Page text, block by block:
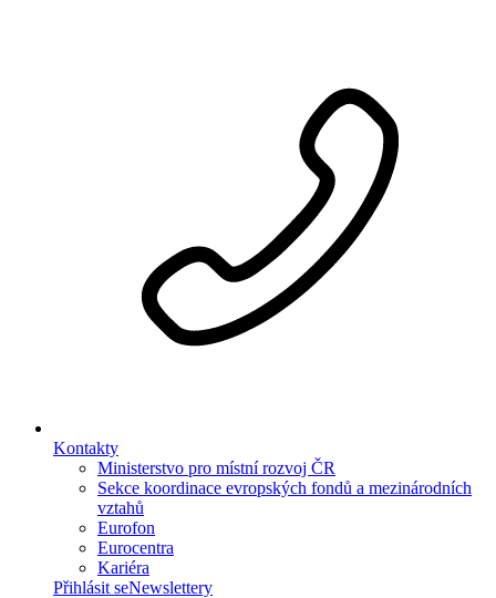
Kontakty
Ministerstvo pro místní rozvoj ČR
Sekce koordinace evropských fondů a mezinárodních
vztahů
Eurofon
Eurocentra
Kariéra
Přihlásit seNewslettery